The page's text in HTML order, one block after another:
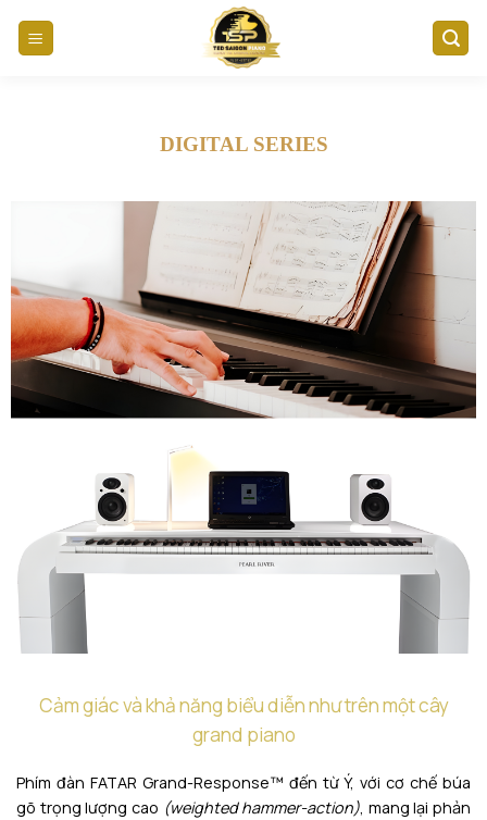
DIGITAL SERIES
Cảm giác và khả năng biểu diễn như trên một cây
grand piano
Phím đàn FATAR Grand-Response™ đến từ Ý, với cơ chế búa
gõ trọng lượng cao (weighted hammer-action), mang lại phản